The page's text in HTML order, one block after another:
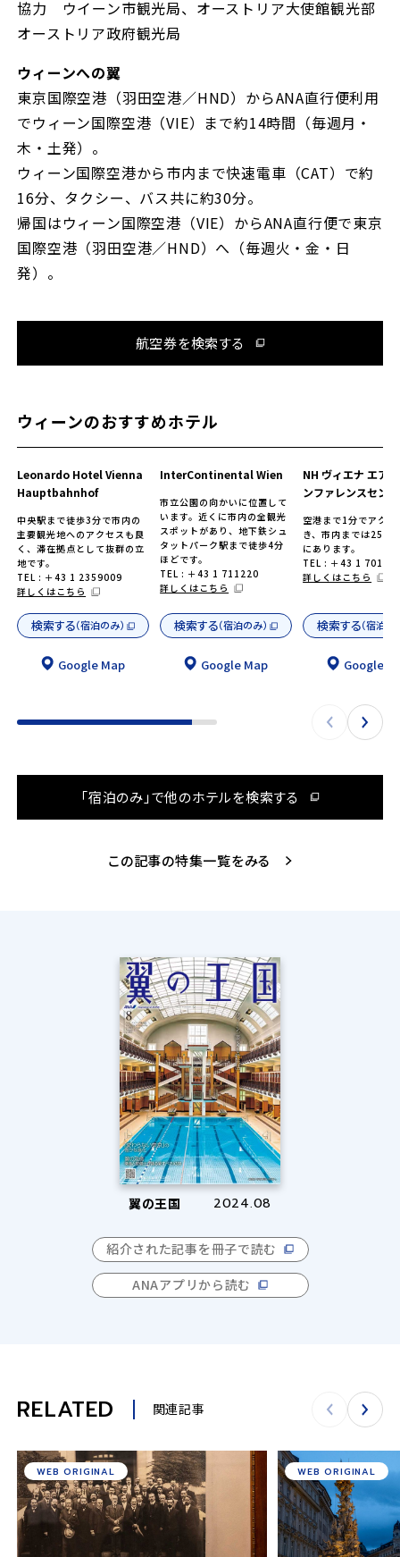
協力 ウイーン市観光局、オーストリア大使館観光部
オーストリア政府観光局
ウィーンへの翼
東京国際空港（羽田空港／HND）からANA直行便利用
でウィーン国際空港（VIE）まで約14時間（毎週月・
木・土発）。
ウィーン国際空港から市内まで快速電車（CAT）で約
16分、タクシー、バス共に約30分。
帰国はウィーン国際空港（VIE）からANA直行便で東京
国際空港（羽田空港／HND）へ（毎週火・金・日
発）。
航空券を検索する
ウィーンのおすすめホテル
Leonardo Hotel Vienna
Hauptbahnhof
中央駅まで徒歩3分で市内の
主要観光地へのアクセスも良
く、滞在拠点として抜群の立
地です。
TEL : ＋43 1 2359009
詳しくはこちら
検索する（宿泊のみ）
Google Map
InterContinental Wien
市立公園の向かいに位置して
います。近くに市内の全観光
スポットがあり、地下鉄シュ
タットパーク駅まで徒歩4分
ほどです。
TEL : ＋43 1 711220
詳しくはこちら
検索する（宿泊のみ）
Google Map
NH ヴィエナ エア
ンファレンスセン
空港まで1分でアクセ
き、市内までは
にあります。
TEL : ＋43 1
詳しくはこちら
検索する（宿泊の
Google
「宿泊のみ」で他のホテルを検索する
この記事の特集一覧をみる
翼の王国 2024.08
紹介された記事を冊子で読む
ANAアプリから読む
RELATED 関連記事
WEB ORIGINAL WEB ORIGINAL